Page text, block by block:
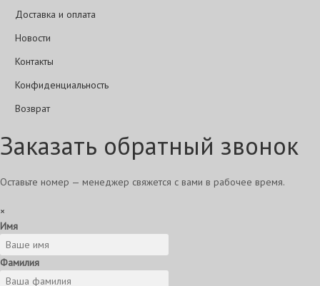
Доставка и оплата
Новости
Контакты
Конфиденциальность
Возврат
Заказать обратный звонок
Оставьте номер — менеджер свяжется с вами в рабочее время.
×
Имя
Фамилия